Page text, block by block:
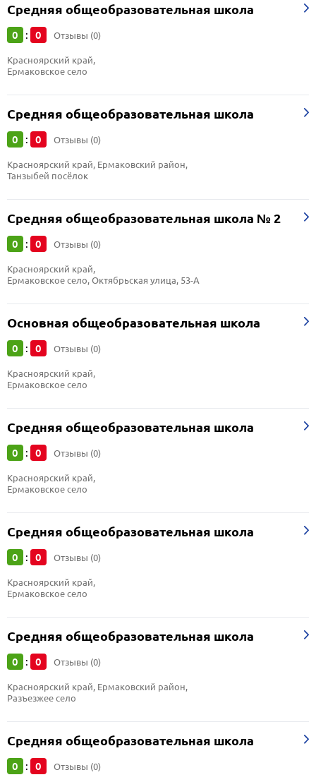
Средняя общеобразовательная школа
0 : 0 Отзывы (0)
Красноярский край,
Ермаковское село
Средняя общеобразовательная школа
0 : 0 Отзывы (0)
Красноярский край, Ермаковский район,
Танзыбей посёлок
Средняя общеобразовательная школа № 2
0 : 0 Отзывы (0)
Красноярский край,
Ермаковское село, Октябрьская улица, 53-А
Основная общеобразовательная школа
0 : 0 Отзывы (0)
Красноярский край,
Ермаковское село
Средняя общеобразовательная школа
0 : 0 Отзывы (0)
Красноярский край,
Ермаковское село
Средняя общеобразовательная школа
0 : 0 Отзывы (0)
Красноярский край,
Ермаковское село
Средняя общеобразовательная школа
0 : 0 Отзывы (0)
Красноярский край, Ермаковский район,
Разъезжее село
Средняя общеобразовательная школа
0 : 0 Отзывы (0)